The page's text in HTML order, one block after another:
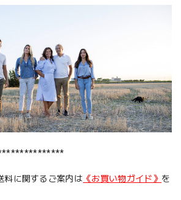
料に関するご案内は 《お買い物ガイド》 を